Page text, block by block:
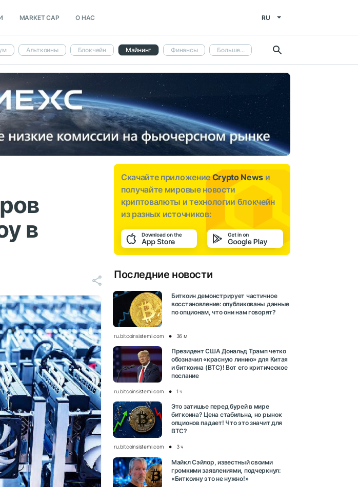
MARKET CAP О НАС RU
Альткоины Блокчейн Майнинг Финансы Больше...
в
Скачайте приложениеCrypto News и
получайте мировые новости
криптовалюты и технологии блокчейн
из разных источников:
Последние новости
Биткоин демонстрирует частичное
восстановление: опубликованы данные
по опционам, что они нам говорят?
ru.bitcoinsistemi.com 36 м
Президент США Дональд Трамп четко
обозначил «красную линию» для Китая
и биткоина (BTC)! Вот его критическое
послание
ru.bitcoinsistemi.com 1 ч
Это затишье перед бурей в мире
биткоина? Цена стабильна, но рынок
опционов падает! Что это значит для
BTC?
ru.bitcoinsistemi.com 3 ч
Майкл Сэйлор, известный своими
громкими заявлениями, подчеркнул:
«Биткоину это не нужно!»